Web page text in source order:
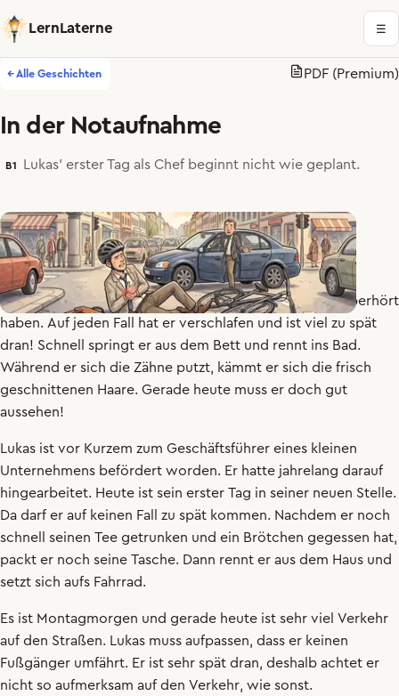
LernLaterne ☰
← Alle Geschichten PDF (Premium)
In der Notaufnahme
B1 Lukas' erster Tag als Chef beginnt nicht wie geplant.
Lukas ist gerade sehr im Stress. Er muss den Wecker überhört
haben. Auf jeden Fall hat er verschlafen und ist viel zu spät
dran! Schnell springt er aus dem Bett und rennt ins Bad.
Während er sich die Zähne putzt, kämmt er sich die frisch
geschnittenen Haare. Gerade heute muss er doch gut
aussehen!
Lukas ist vor Kurzem zum Geschäftsführer eines kleinen
Unternehmens befördert worden. Er hatte jahrelang darauf
hingearbeitet. Heute ist sein erster Tag in seiner neuen Stelle.
Da darf er auf keinen Fall zu spät kommen. Nachdem er noch
schnell
seinen Tee getrunken und ein Brötchen gegessen hat,
packt er noch seine Tasche. Dann rennt er aus dem Haus und
setzt sich aufs Fahrrad.
Es ist Montagmorgen und gerade heute ist sehr viel Verkehr
auf den Straßen. Lukas muss aufpassen, dass er keinen
Fußgänger umfährt. Er ist sehr spät dran, deshalb achtet er
nicht so aufmerksam auf den Verkehr, wie sonst.